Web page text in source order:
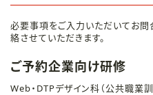
必要事項をご入力いただいてお問
絡させていただきます。
ご予約企業向け研修
Web・DTPデザイン科（公共職業訓